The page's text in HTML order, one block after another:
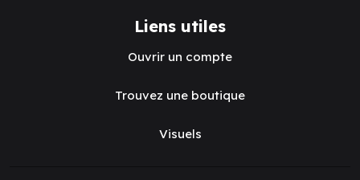
Liens utiles
Ouvrir un compte
Trouvez une boutique
Visuels